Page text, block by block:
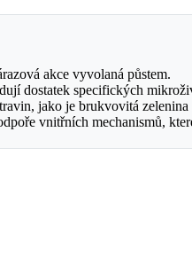
akce vyvolaná půstem.
dostatek specifických
jako je brukvovitá
vnitřních mechanismů,